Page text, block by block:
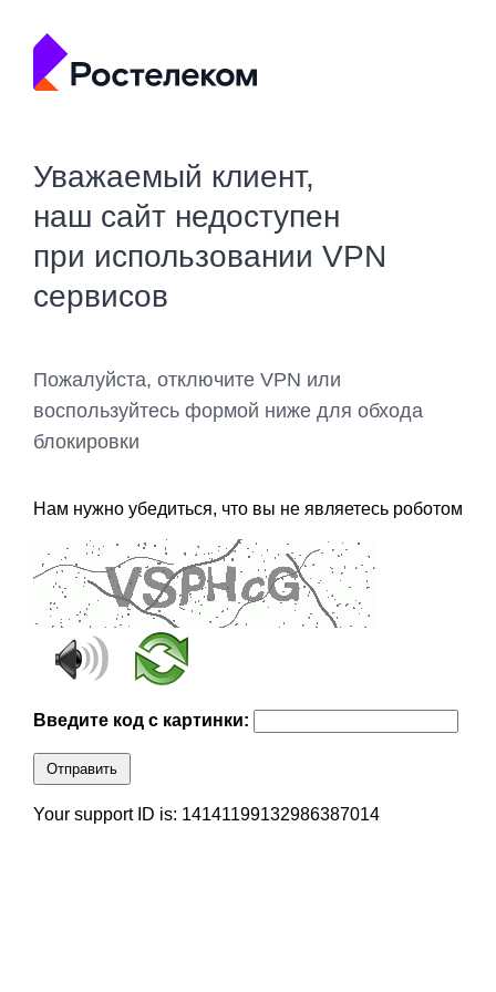
Уважаемый клиент,
наш сайт недоступен
при использовании VPN
сервисов
Пожалуйста, отключите VPN или
воспользуйтесь формой ниже для обхода
блокировки
Нам нужно убедиться, что вы не являетесь роботом
Введите код с картинки:
Отправить
Your support ID is: 14141199132986387014